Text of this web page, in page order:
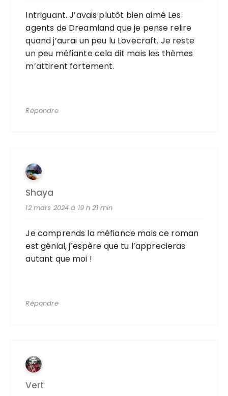
Intriguant. J’avais plutôt bien aimé Les
agents de Dreamland que je pense relire
quand j’aurai un peu lu Lovecraft. Je reste
un peu méfiante cela dit mais les thèmes
m’attirent fortement.
Répondre
Shaya
12 mars 2024 à 19 h 21 min
Je comprends la méfiance mais ce roman
est génial, j’espère que tu l’apprecieras
autant que moi !
Répondre
Vert